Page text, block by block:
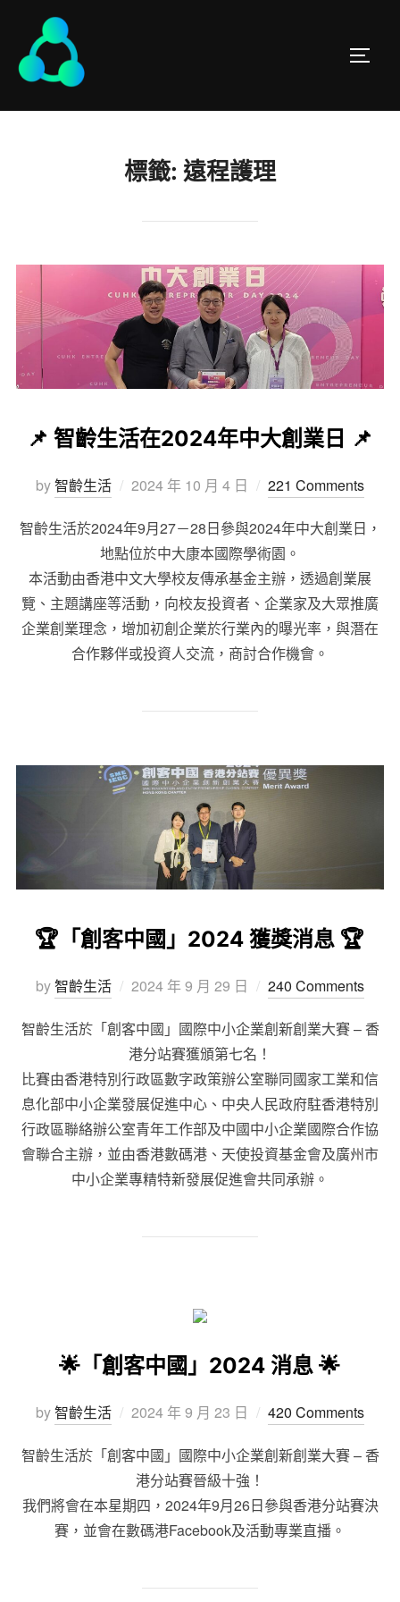
標籤: 遠程護理
📌 智齡生活在2024年中大創業日 📌
by智齡生活 2024 年 10 月 4 日 221 Comments
智齡生活於2024年9月27－28日參與2024年中大創業日，
地點位於中大康本國際學術園。
本活動由香港中文大學校友傳承基金主辦，透過創業展
覽、主題講座等活動，向校友投資者、企業家及大眾推廣
企業創業理念，增加初創企業於行業內的曝光率，與潛在
合作夥伴或投資人交流，商討合作機會。
🏆「創客中國」2024 獲獎消息 🏆
by智齡生活 2024 年 9 月 29 日 240 Comments
智齡生活於「創客中國」國際中小企業創新創業大賽 – 香
港分站賽獲頒第七名！
比賽由香港特別行政區數字政策辦公室聯同國家工業和信
息化部中小企業發展促進中心、中央人民政府駐香港特別
行政區聯絡辦公室青年工作部及中國中小企業國際合作協
會聯合主辦，並由香港數碼港、天使投資基金會及廣州市
中小企業專精特新發展促進會共同承辦。
🌟「創客中國」2024 消息 🌟
by智齡生活 2024 年 9 月 23 日 420 Comments
智齡生活於「創客中國」國際中小企業創新創業大賽 – 香
港分站賽晉級十強！
我們將會在本星期四，2024年9月26日參與香港分站賽決
賽，並會在數碼港Facebook及活動專業直播。